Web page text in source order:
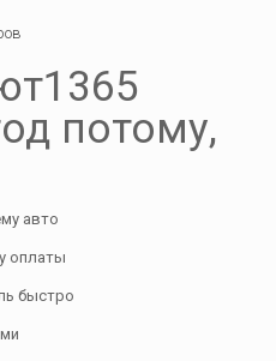
1365
потому,
авто
оплаты
быстро